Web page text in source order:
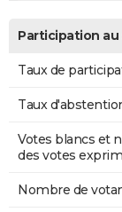
Participation
Taux de
Taux
Votes blancs et
des votes
Nombre de